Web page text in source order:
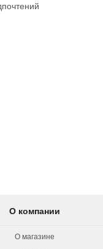
О компании
О магазине